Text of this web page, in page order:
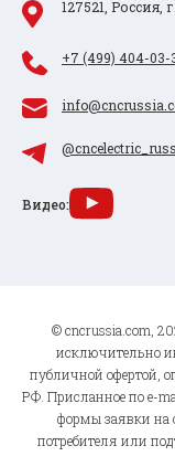
127521, Россия,
+7 (499) 404-03-
Видео:
© cncrussia.com,
исключительно
публичной офертой,
РФ. Присланное по e-
формы заявки на
потребителя или